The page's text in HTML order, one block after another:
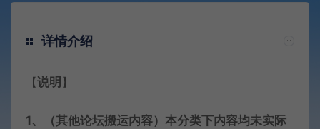
详情介绍
【说明 】
1、（其他论坛搬运内容）本分类下内容均未实际